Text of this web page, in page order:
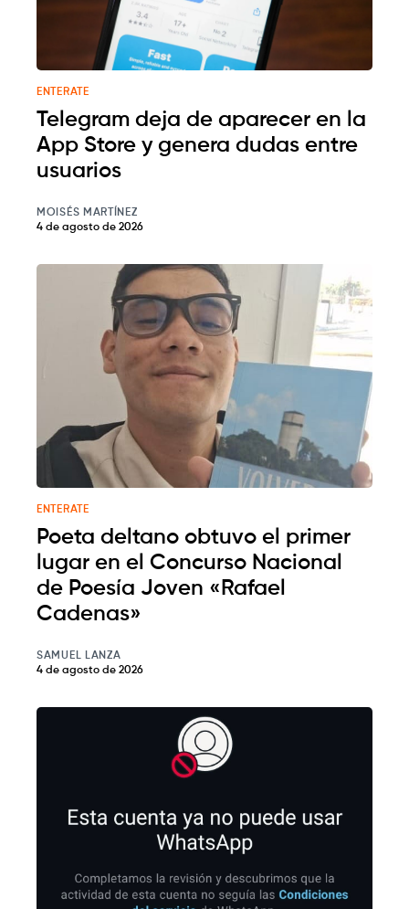
ENTERATE
Telegram deja de aparecer en la
App Store y genera dudas entre
usuarios
MOISÉS MARTÍNEZ
4 de agosto de 2026
ENTERATE
Poeta deltano obtuvo el primer
lugar en el Concurso Nacional
de Poesía Joven «Rafael
Cadenas»
SAMUEL LANZA
4 de agosto de 2026